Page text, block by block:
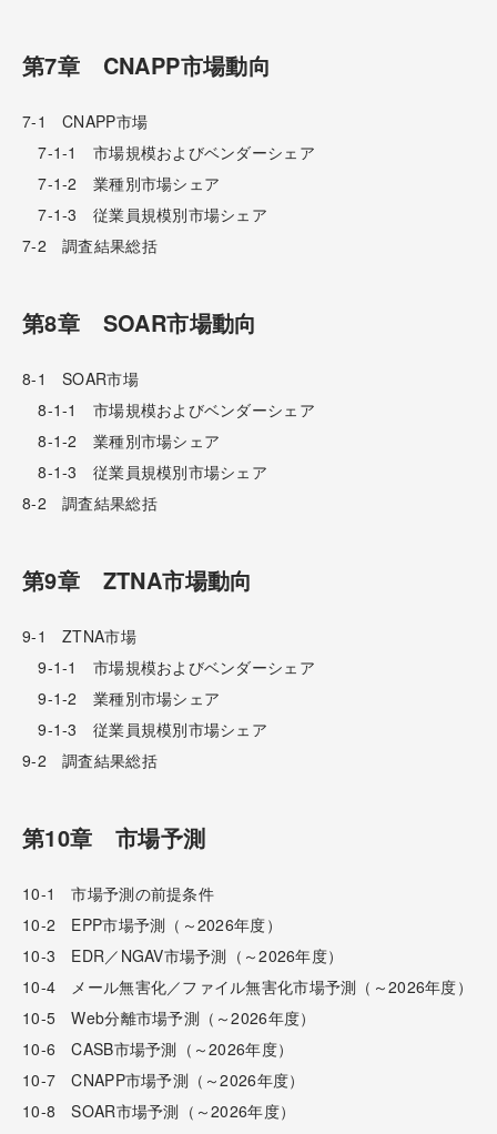
第7章 CNAPP市場動向
7-1 CNAPP市場
7-1-1 市場規模およびベンダーシェア
7-1-2 業種別市場シェア
7-1-3 従業員規模別市場シェア
7-2 調査結果総括
第8章 SOAR市場動向
8-1 SOAR市場
8-1-1 市場規模およびベンダーシェア
8-1-2 業種別市場シェア
8-1-3 従業員規模別市場シェア
8-2 調査結果総括
第9章 ZTNA市場動向
9-1 ZTNA市場
9-1-1 市場規模およびベンダーシェア
9-1-2 業種別市場シェア
9-1-3 従業員規模別市場シェア
9-2 調査結果総括
第10章 市場予測
10-1 市場予測の前提条件
10-2 EPP市場予測（～2026年度）
10-3 EDR／NGAV市場予測（～2026年度）
10-4 メール無害化／ファイル無害化市場予測（～2026年度）
10-5 Web分離市場予測（～2026年度）
10-6 CASB市場予測（～2026年度）
10-7 CNAPP市場予測（～2026年度）
10-8 SOAR市場予測（～2026年度）